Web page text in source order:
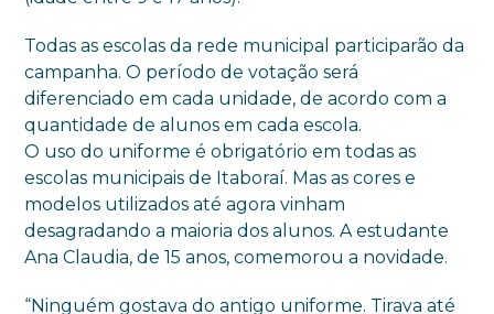
Todas as escolas da rede municipal participarão da
campanha. O período de votação será
diferenciado em cada unidade, de acordo com a
quantidade de alunos em cada escola.
O uso do uniforme é obrigatório em todas as
escolas municipais de Itaboraí. Mas as cores e
modelos utilizados até agora vinham
desagradando a maioria dos alunos. A estudante
Ana Claudia, de 15 anos, comemorou a novidade.
“Ninguém gostava do antigo uniforme. Tirava até